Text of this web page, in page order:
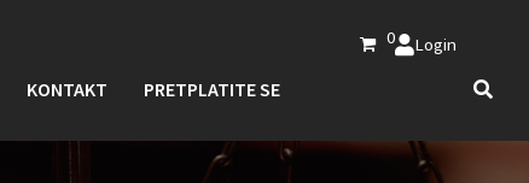
0 Login
KONTAKT PRETPLATITE SE